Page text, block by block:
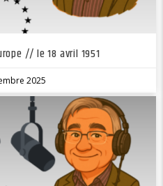
// le 18 avril 1951
2025